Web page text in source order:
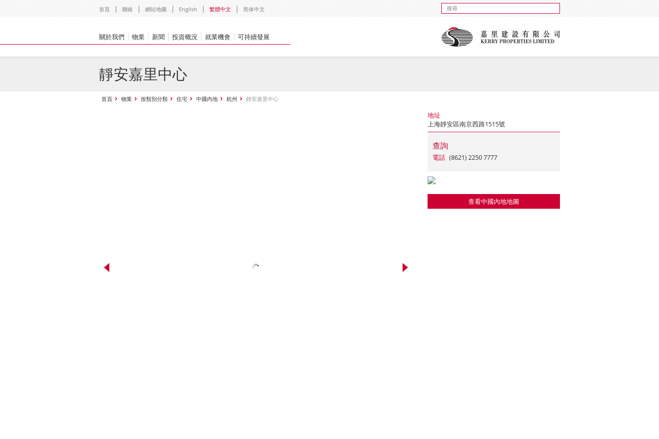
首頁 聯絡 網站地圖 English 繁體中文 简体中文
關於我們 物業 新聞 投資概況 就業機會 可持續發展
靜安嘉里中心
首頁 物業 按類別分類 住宅 中國內地 杭州 靜安嘉里中心
地址
上海靜安區南京西路1515號
查詢
電話 (8621) 2250 7777
查看中國內地地圖